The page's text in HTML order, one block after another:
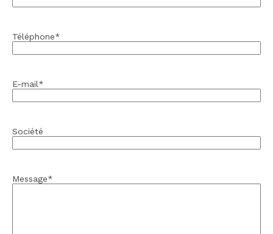
Téléphone*
E-mail*
Société
Message*